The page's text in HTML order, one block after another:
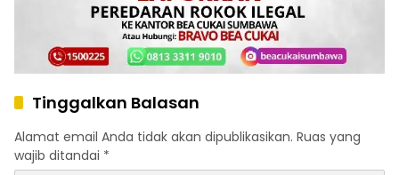
Tinggalkan Balasan
Alamat email Anda tidak akan dipublikasikan. Ruas yang
wajib ditandai *